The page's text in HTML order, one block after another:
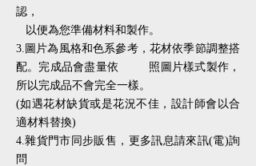
認，
以便為您準備材料和製作。
3.圖片為風格和色系參考，花材依季節調整搭
配。完成品會盡量依 照圖片樣式製作，
所以完成品不會完全一樣。
(如遇花材缺貨或是花況不佳，設計師會以合
適材料替換)
​​4.雜貨門市同步販售，更多訊息請來訊(電)詢
問